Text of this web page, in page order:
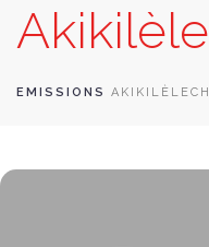
GRILLE DES
EMISSIONS /
SUR LE TERRITOIRE
EMISSIONS